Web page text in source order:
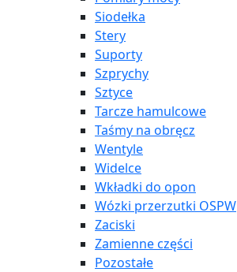
Siodełka
Stery
Suporty
Szprychy
Sztyce
Tarcze hamulcowe
Taśmy na obręcz
Wentyle
Widelce
Wkładki do opon
Wózki przerzutki OSPW
Zaciski
Zamienne części
Pozostałe